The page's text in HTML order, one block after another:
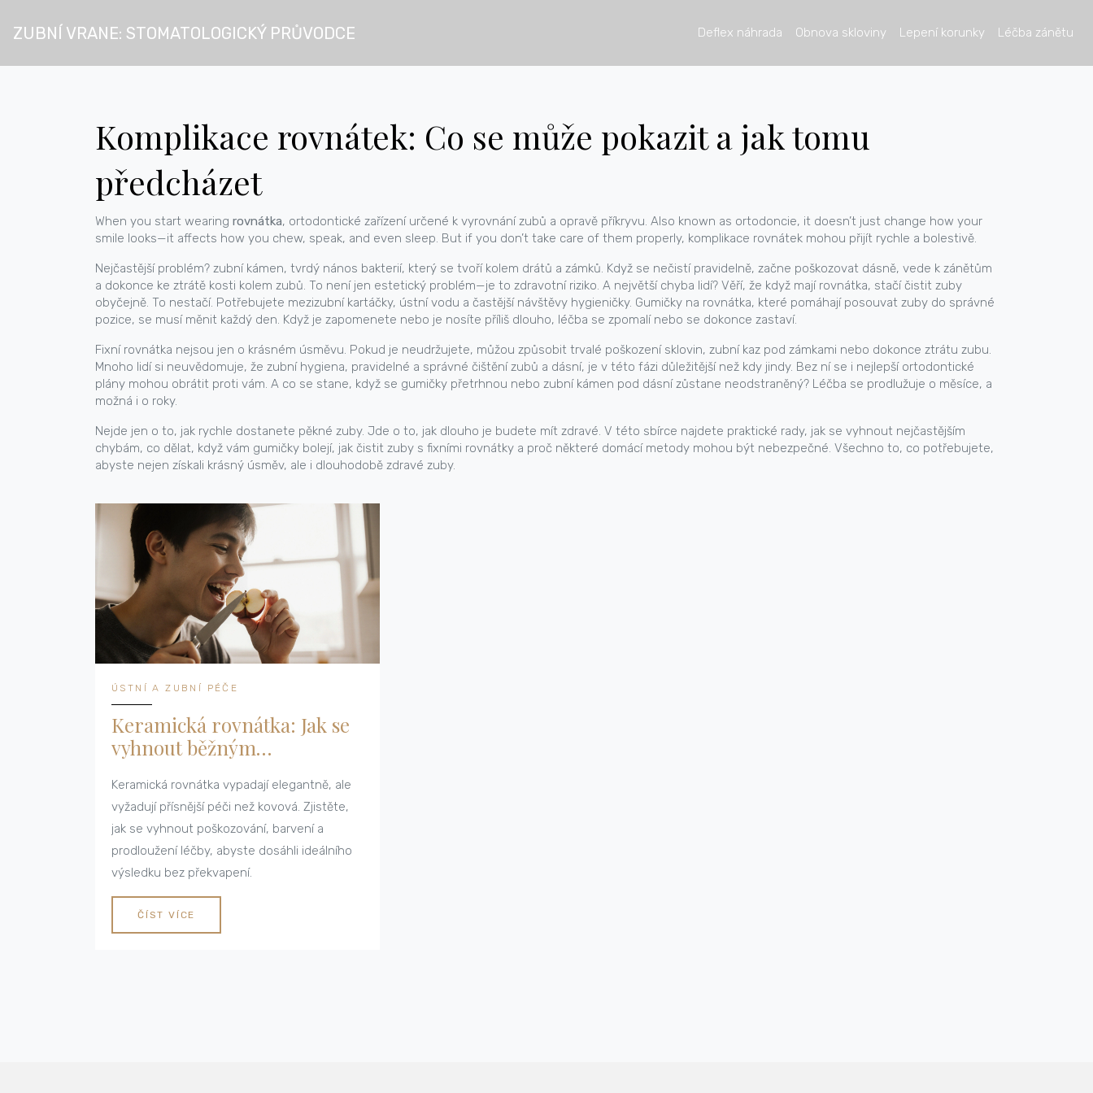
ZUBNÍ VRANE: STOMATOLOGICKÝ PRŮVODCE Deflex náhrada Obnova skloviny Lepení korunky Léčba zánětu
Komplikace rovnátek: Co se může pokazit a jak tomu
předcházet
When you start wearing rovnátka, ortodontické zařízení určené k vyrovnání zubů a opravě příkryvu. Also known as ortodoncie, it doesn’t just change how your
smile looks—it affects how you chew, speak, and even sleep. But if you don’t take care of them properly, komplikace rovnátek mohou přijít rychle a bolestivě.
Nejčastější problém? zubní kámen, tvrdý nános bakterií, který se tvoří kolem drátů a zámků. Když se nečistí pravidelně, začne poškozovat dásně, vede k zánětům
a dokonce ke ztrátě kosti kolem zubů. To není jen estetický problém—je to zdravotní riziko. A největší chyba lidí? Věří, že když mají rovnátka, stačí čistit zuby
obyčejně. To nestačí. Potřebujete mezizubní kartáčky, ústní vodu a častější návštěvy hygieničky. Gumičky na rovnátka, které pomáhají posouvat zuby do správné
pozice, se musí měnit každý den. Když je zapomenete nebo je nosíte příliš dlouho, léčba se zpomalí nebo se dokonce zastaví.
Fixní rovnátka nejsou jen o krásném úsměvu. Pokud je neudržujete, můžou způsobit trvalé poškození sklovin, zubní kaz pod zámkami nebo dokonce ztrátu zubu.
Mnoho lidí si neuvědomuje, že zubní hygiena, pravidelné a správné čištění zubů a dásní, je v této fázi důležitější než kdy jindy. Bez ní se i nejlepší ortodontické
plány mohou obrátit proti vám. A co se stane, když se gumičky přetrhnou nebo zubní kámen pod dásní zůstane neodstraněný? Léčba se prodlužuje o měsíce, a
možná i o roky.
Nejde jen o to, jak rychle dostanete pěkné zuby. Jde o to, jak dlouho je budete mít zdravé. V této sbírce najdete praktické rady, jak se vyhnout nejčastějším
chybám, co dělat, když vám gumičky bolejí, jak čistit zuby s fixními rovnátky a proč některé domácí metody mohou být nebezpečné. Všechno to, co potřebujete,
abyste nejen získali krásný úsměv, ale i dlouhodobě zdravé zuby.
ÚSTNÍ A ZUBNÍ PÉČE
Keramická rovnátka: Jak se
vyhnout běžným
ortodontické léčbě
Keramická rovnátka vypadají elegantně, ale
vyžadují přísnější péči než kovová. Zjistěte,
jak se vyhnout poškozování, barvení a
prodloužení léčby, abyste dosáhli ideálního
výsledku bez překvapení.
ČÍST VÍCE